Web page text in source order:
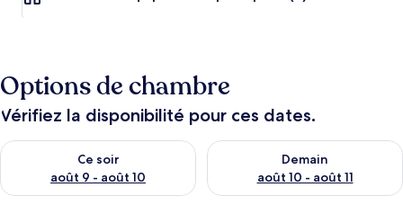
Options de chambre
Vérifiez la disponibilité pour ces dates.
Ce soir
août 9 - août 10
Vérifier la disponibilité pour ce soir août 9 - août 10
Demain
août 10 - août 11
Vérifier la disponibilité pour